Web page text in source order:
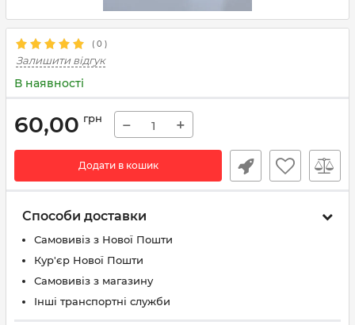
( 0 )
Залишити відгук
В наявності
60,00 грн − +
Додати в кошик
Способи доставки
Самовивіз з Нової Пошти
Кур'єр Нової Пошти
Самовивіз з магазину
Інші транспортні служби